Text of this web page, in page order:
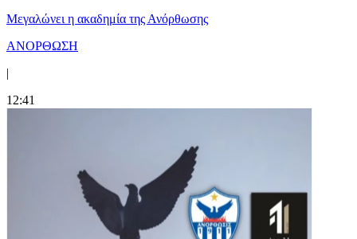
Μεγαλώνει η ακαδημία της Ανόρθωσης
ΑΝΟΡΘΩΣΗ
|
12:41